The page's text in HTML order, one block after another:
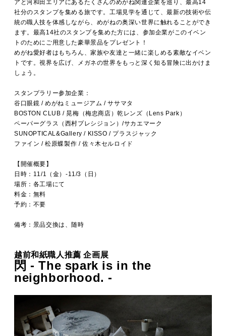
アと河和田エリアにあるたくさんのめがね関連企業を巡り、最高14
社分のスタンプを集める旅です。工場見学を通じて、最新の技術や伝
統の職人技を体感しながら、めがねの奥深い世界に触れることができ
ます。最高14社のスタンプを集めた方には、参加企業がこのイベン
トのためにご用意した豪華景品をプレゼント！
めがね愛好者はもちろん、家族や友達と一緒に楽しめる素敵なイベン
トです。視界を広げ、メガネの世界をもっと深く知る冒険に出かけま
しょう。
スタンプラリー参加企業：
谷口眼鏡 / めがねミュージアム / ササマタ
BOSTON CLUB / 晃梅（梅忠商店）乾レンズ（Lens Park）
ペーパーグラス（西村プレシジョン）/サカエマーク
SUNOPTICAL&Gallery / KISSO / プラスジャック
ファイン / 松原蝶製作 / 佐々木セルロイド
【開催概要】
日時： 11/1（金）-11/3（日）
場所： 各工場にて
料金：無料
予約：不要
備考： 景品交換は、随時
越前和紙職人推薦 企画展
閃 - The spark is in the
neighborhood. -